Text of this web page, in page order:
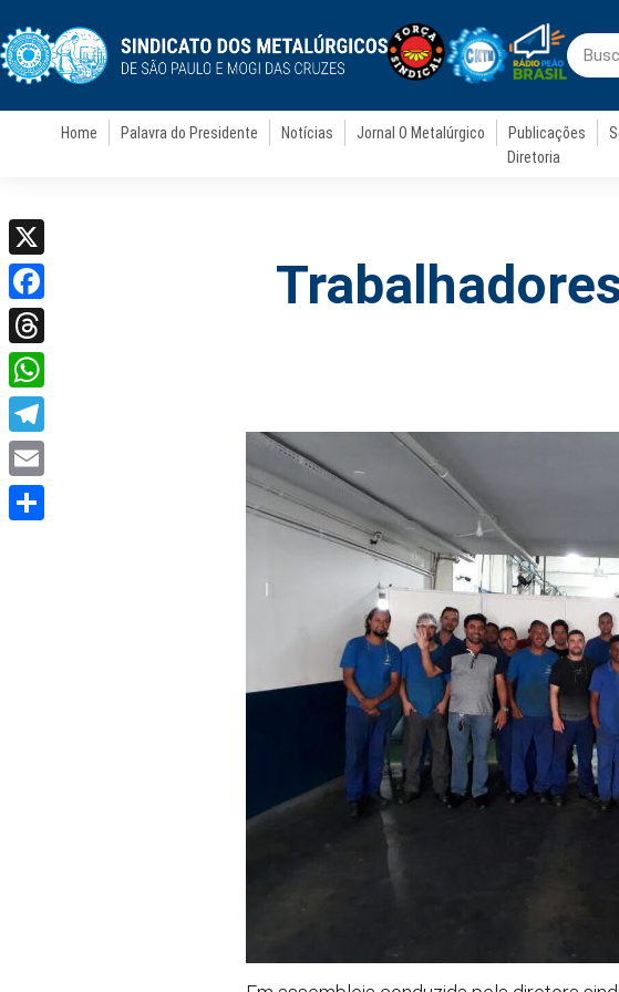
Home Palavra do Presidente Notícias Jornal O Metalúrgico Publicações
Diretoria
X
Facebook
Threads
WhatsApp
Telegram
Email